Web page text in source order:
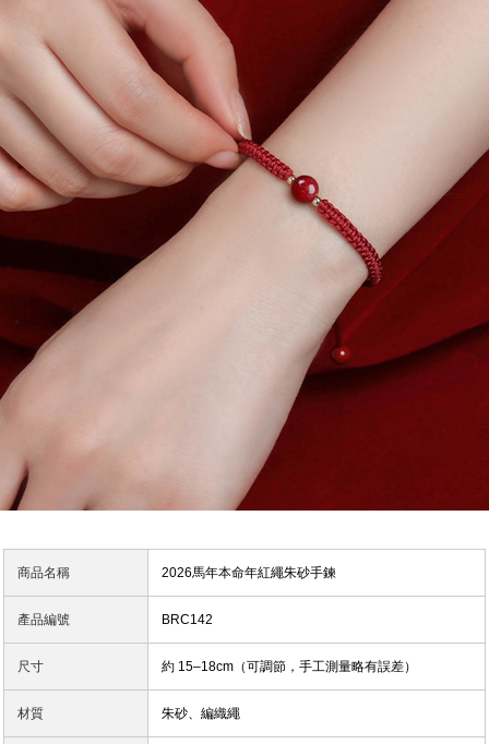
商品名稱 2026馬年本命年紅繩朱砂手鍊
產品編號 BRC142
尺寸 約 15–18cm（可調節，手工測量略有誤差）
材質 朱砂、編織繩